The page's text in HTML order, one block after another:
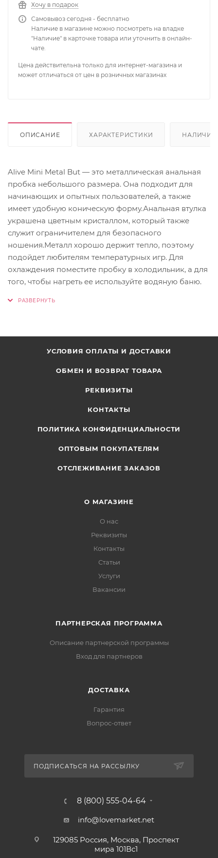
Хочу в подарок
Самовывоз сегодня - бесплатно
Наличие в магазине можно посмотреть на владке
"Наличие" в карточке товара или уточнить в онлайн-
чате.
Цена действительна только для интернет-магазина и
может отличаться от цен в розничных магазинах
ОПИСАНИЕ ХАРАКТЕРИСТИКИ НАЛИЧИЕ
Alive Mini Metal But — это металлическая анальная
пробка небольшого размера. Она подходит для
начинающих и опытных пользователей, а также
имеет удобную коническую форму.Анальная втулка
украшена цветным кристаллом, который также
служит ограничителем для безопасного
ношения.Металл хорошо держит тепло, поэтому
подойдет любителям температурных игр. Для
охлаждения поместите пробку в холодильник, а для
того, чтобы нагреть ее используйте водяную баню.
УСЛОВИЯ ОПЛАТЫ И ДОСТАВКИ
ОБМЕН И ВОЗВРАТ ТОВАРА
РЕКВИЗИТЫ
КОНТАКТЫ
ПОЛИТИКА КОНФИДЕНЦИАЛЬНОСТИ
ОПТОВЫМ ПОКУПАТЕЛЯМ
ОТСЛЕЖИВАНИЕ ЗАКАЗОВ
О МАГАЗИНЕ
О нас
Реквизиты
Контакты
Статьи
Услуги
Вакансии
ПАРТНЕРСКАЯ ПРОГРАММА
Описание партнерской программы
Вход для партнеров
ДОСТАВКА
Гарантия
Вопрос-ответ
ПОДПИСАТЬСЯ НА РАССЫЛКУ
8 (800) 555-04-64
info@lovemarket.net
129085 Россия, Москва, Проспект
мира 101Вс1